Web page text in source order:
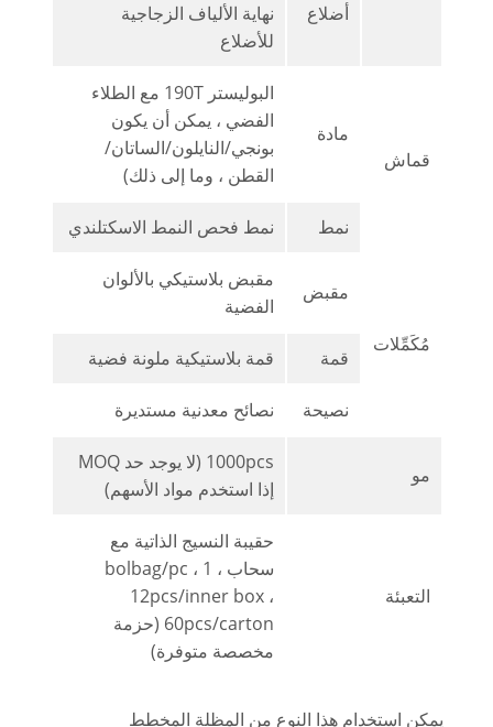
أضلاع
نهاية الألياف الزجاجية
للأضلاع
قماش
مادة
البوليستر 190T مع الطلاء
الفضي ، يمكن أن يكون
بونجي/النايلون/الساتان/
القطن ، وما إلى ذلك)
نمط نمط فحص النمط الاسكتلندي
مُكَمِّلات
مقبض
مقبض بلاستيكي بالألوان
الفضية
قمة قمة بلاستيكية ملونة فضية
نصيحة نصائح معدنية مستديرة
مو
1000pcs (لا يوجد حد MOQ
إذا استخدم مواد الأسهم)
التعبئة
حقيبة النسيج الذاتية مع
سحاب ، 1 bolbag/pc ،
12pcs/inner box ،
60pcs/carton (حزمة
مخصصة متوفرة)
يمكن استخدام هذا النوع من المظلة المخطط